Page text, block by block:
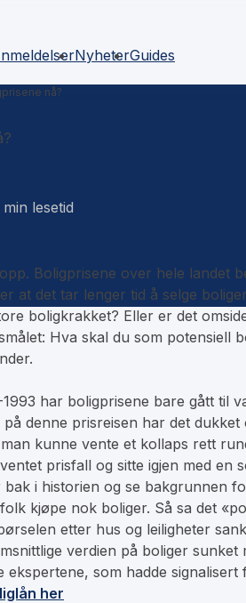
NyheterGuides
nå?
lesetid
Boligprisene over hele landet
at det tar lenger tid å selge
boligkrakket? Eller er det
Hva skal du som
har boligprisene bare gått til
denne prisreisen har det dukket
kunne vente et kollaps rett
prisfall og sitte igjen med en
bak i historien og se bakgrunnen
kjøpe nok boliger. Så sa det
etter hus og leiligheter
verdien på boliger
ekspertene, som hadde
her